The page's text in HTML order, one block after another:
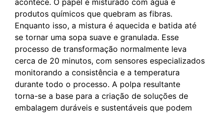
produtos químicos que quebram as fibras.
Enquanto isso, a mistura é aquecida e batida até
se tornar uma sopa suave e granulada. Esse
processo de transformação normalmente leva
cerca de 20 minutos, com sensores especializados
monitorando a consistência e a temperatura
durante todo o processo. A polpa resultante
torna-se a base para a criação de soluções de
embalagem duráveis e sustentáveis que podem